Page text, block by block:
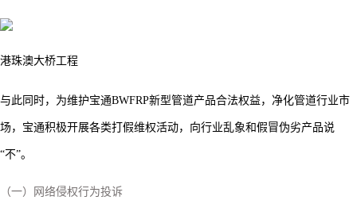
港珠澳大桥工程
与此同时，为维护宝通BWFRP新型管道产品合法权益，净化管道行业市
场，宝通积极开展各类打假维权活动，向行业乱象和假冒伪劣产品说
“不”。
（一）网络侵权行为投诉